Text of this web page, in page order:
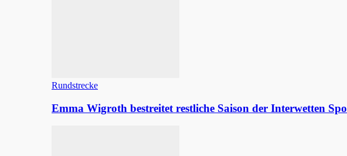
Rundstrecke
Emma Wigroth bestreitet restliche Saison der Interwetten